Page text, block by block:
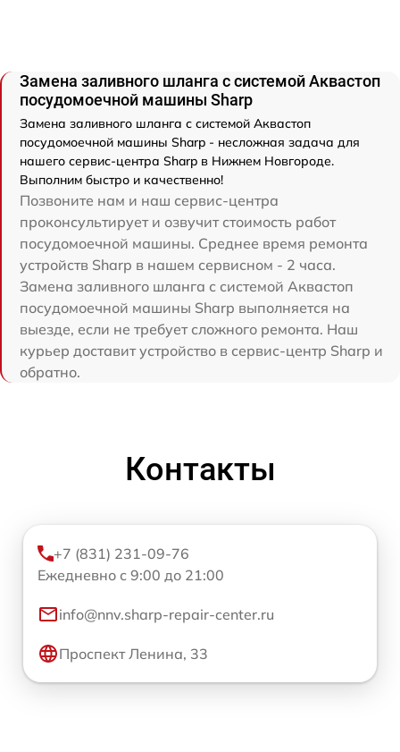
Замена заливного шланга с системой Аквастоп
посудомоечной машины Sharp
Замена заливного шланга с системой Аквастоп
посудомоечной машины Sharp - несложная задача для
нашего сервис-центра Sharp в Нижнем Новгороде.
Выполним быстро и качественно!
Позвоните нам и наш сервис-центра
проконсультирует и озвучит стоимость работ
посудомоечной машины. Среднее время ремонта
устройств Sharp в нашем сервисном - 2 часа.
Замена заливного шланга с системой Аквастоп
посудомоечной машины Sharp выполняется на
выезде, если не требует сложного ремонта. Наш
курьер доставит устройство в сервис-центр Sharp и
обратно.
Контакты
+7 (831) 231-09-76
Ежедневно с 9:00 до 21:00
info@nnv.sharp-repair-center.ru
Проспект Ленина, 33